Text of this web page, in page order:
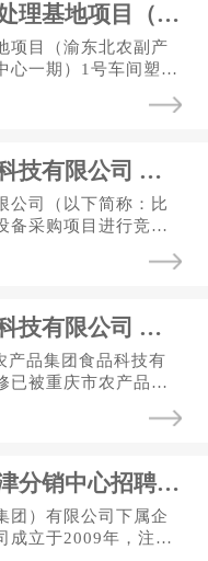
三峡柑橘忠县鲜果集散处理基地项目（渝东北农副产品及进出口肉类冷链加工集配中心一期）1号车间塑料周转筐采购比选公告
项目（渝东北农副产
心一期）1号车间塑料
重庆市农产品集团食品科技有限公司 二车间绞肉机及配套设备采购 比选公告
公司（以下简称：比
备采购项目进行竞争
重庆市农产品集团食品科技有限公司 二车间地面和排水沟整修项目 比选公告
产品集团食品科技有
已被重庆市农产品集
市农产品进出口公司天津分销中心招聘公告
团）有限公司下属企
成立于2009年，注册